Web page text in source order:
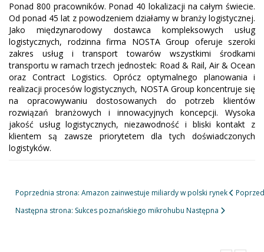
Ponad 800 pracowników. Ponad 40 lokalizacji na całym świecie.
Od ponad 45 lat z powodzeniem działamy w branży logistycznej.
Jako międzynarodowy dostawca kompleksowych usług
logistycznych, rodzinna firma NOSTA Group oferuje szeroki
zakres usług i transport towarów wszystkimi środkami
transportu w ramach trzech jednostek: Road & Rail, Air & Ocean
oraz Contract Logistics. Oprócz optymalnego planowania i
realizacji procesów logistycznych, NOSTA Group koncentruje się
na opracowywaniu dostosowanych do potrzeb klientów
rozwiązań branżowych i innowacyjnych koncepcji. Wysoka
jakość usług logistycznych, niezawodność i bliski kontakt z
klientem są zawsze priorytetem dla tych doświadczonych
logistyków.
Poprzednia strona: Amazon zainwestuje miliardy w polski rynek
Następna strona: Sukces poznańskiego mikrohubu Następna